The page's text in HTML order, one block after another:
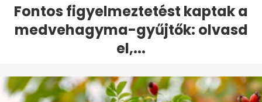
Fontos figyelmeztetést kaptak a
medvehagyma-gyűjtők: olvasd
el,...